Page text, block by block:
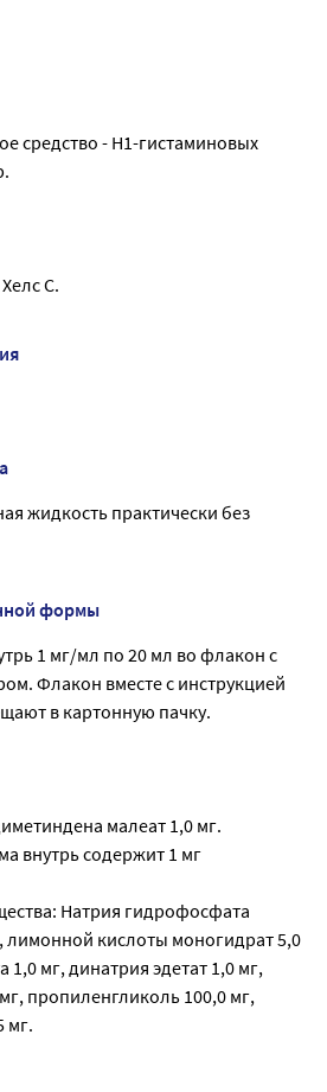
средство - Н1-гистаминовых
С.
жидкость практически без
формы
1 мг/мл по 20 мл во флакон с
Флакон вместе с инструкцией
в картонную пачку.
малеат 1,0 мг.
внутрь содержит 1 мг
Натрия гидрофосфата
лимонной кислоты моногидрат 5,0
1,0 мг, динатрия эдетат 1,0 мг,
пропиленгликоль 100,0 мг,
мг.